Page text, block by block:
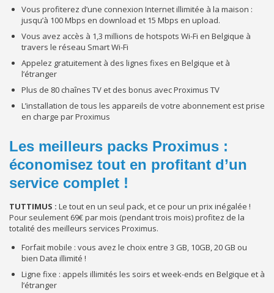
Vous profiterez d’une connexion Internet illimitée à la maison :
jusqu’à 100 Mbps en download et 15 Mbps en upload.
Vous avez accès à 1,3 millions de hotspots Wi-Fi en Belgique à
travers le réseau Smart Wi-Fi
Appelez gratuitement à des lignes fixes en Belgique et à
l’étranger
Plus de 80 chaînes TV et des bonus avec Proximus TV
L’installation de tous les appareils de votre abonnement est prise
en charge par Proximus
Les meilleurs packs Proximus :
économisez tout en profitant d’un
service complet !
TUTTIMUS : Le tout en un seul pack, et ce pour un prix inégalée !
Pour seulement 69€ par mois (pendant trois mois) profitez de la
totalité des meilleurs services Proximus.
Forfait mobile : vous avez le choix entre 3 GB, 10GB, 20 GB ou
bien Data illimité !
Ligne fixe : appels illimités les soirs et week-ends en Belgique et à
l’étranger